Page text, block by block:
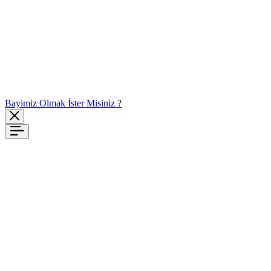
Bayimiz Olmak İster Misiniz ?